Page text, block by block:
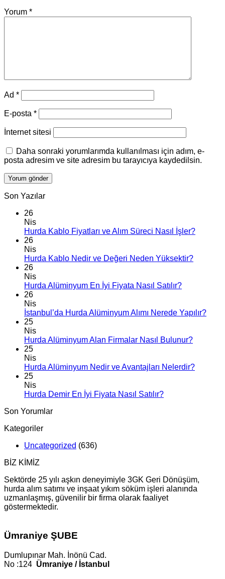
Yorum *
Ad *
E-posta *
İnternet sitesi
Daha sonraki yorumlarımda kullanılması için adım, e-
posta adresim ve site adresim bu tarayıcıya kaydedilsin.
Son Yazılar
26
Nis
Hurda Kablo Fiyatları ve Alım Süreci Nasıl İşler?
26
Nis
Hurda Kablo Nedir ve Değeri Neden Yüksektir?
26
Nis
Hurda Alüminyum En İyi Fiyata Nasıl Satılır?
26
Nis
İstanbul’da Hurda Alüminyum Alımı Nerede Yapılır?
25
Nis
Hurda Alüminyum Alan Firmalar Nasıl Bulunur?
25
Nis
Hurda Alüminyum Nedir ve Avantajları Nelerdir?
25
Nis
Hurda Demir En İyi Fiyata Nasıl Satılır?
Son Yorumlar
Kategoriler
Uncategorized (636)
BİZ KİMİZ
Sektörde 25 yılı aşkın deneyimiyle 3GK Geri Dönüşüm,
hurda alım satımı ve inşaat yıkım söküm işleri alanında
uzmanlaşmış, güvenilir bir firma olarak faaliyet
göstermektedir.
Ümraniye ŞUBE
Dumlupınar Mah. İnönü Cad.
No :124 Ümraniye / İstanbul